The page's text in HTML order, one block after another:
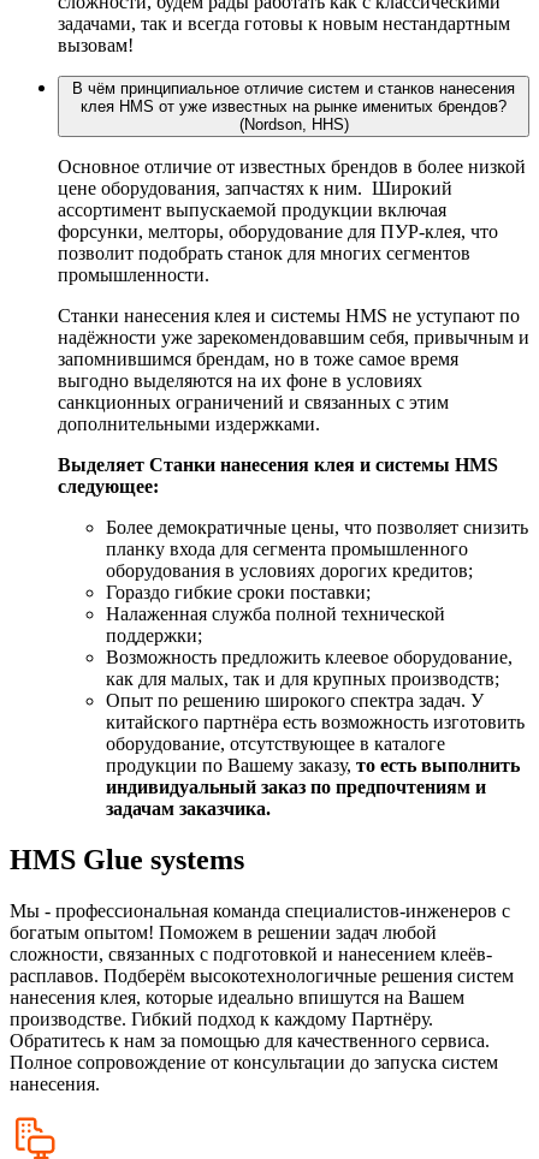
задачами, так и всегда готовы к новым нестандартным
вызовам!
В чём принципиальное отличие систем и станков нанесения
клея HMS от уже известных на рынке именитых брендов?
(Nordson, HHS)
Основное отличие от известных брендов в более низкой
цене оборудования, запчастях к ним. Широкий
ассортимент выпускаемой продукции включая
форсунки, мелторы, оборудование для ПУР-клея, что
позволит подобрать станок для многих сегментов
промышленности.
Станки нанесения клея и системы HMS не уступают по
надёжности уже зарекомендовавшим себя, привычным и
запомнившимся брендам, но в тоже самое время
выгодно выделяются на их фоне в условиях
санкционных ограничений и связанных с этим
дополнительными издержками.
Выделяет Станки нанесения клея и системы HMS
следующее:
Более демократичные цены, что позволяет снизить
планку входа для сегмента промышленного
оборудования в условиях дорогих кредитов;
Гораздо гибкие сроки поставки;
Налаженная служба полной технической
поддержки;
Возможность предложить клеевое оборудование,
как для малых, так и для крупных производств;
Опыт по решению широкого спектра задач. У
китайского партнёра есть возможность изготовить
оборудование, отсутствующее в каталоге
продукции по Вашему заказу, то есть выполнить
индивидуальный заказ по предпочтениям и
задачам заказчика.
HMS Glue systems
Мы - профессиональная команда специалистов-инженеров с
богатым опытом! Поможем в решении задач любой
сложности, связанных с подготовкой и нанесением клеёв-
расплавов. Подберём высокотехнологичные решения систем
нанесения клея, которые идеально впишутся на Вашем
производстве. Гибкий подход к каждому Партнёру.
Обратитесь к нам за помощью для качественного сервиса.
Полное сопровождение от консультации до запуска систем
нанесения.